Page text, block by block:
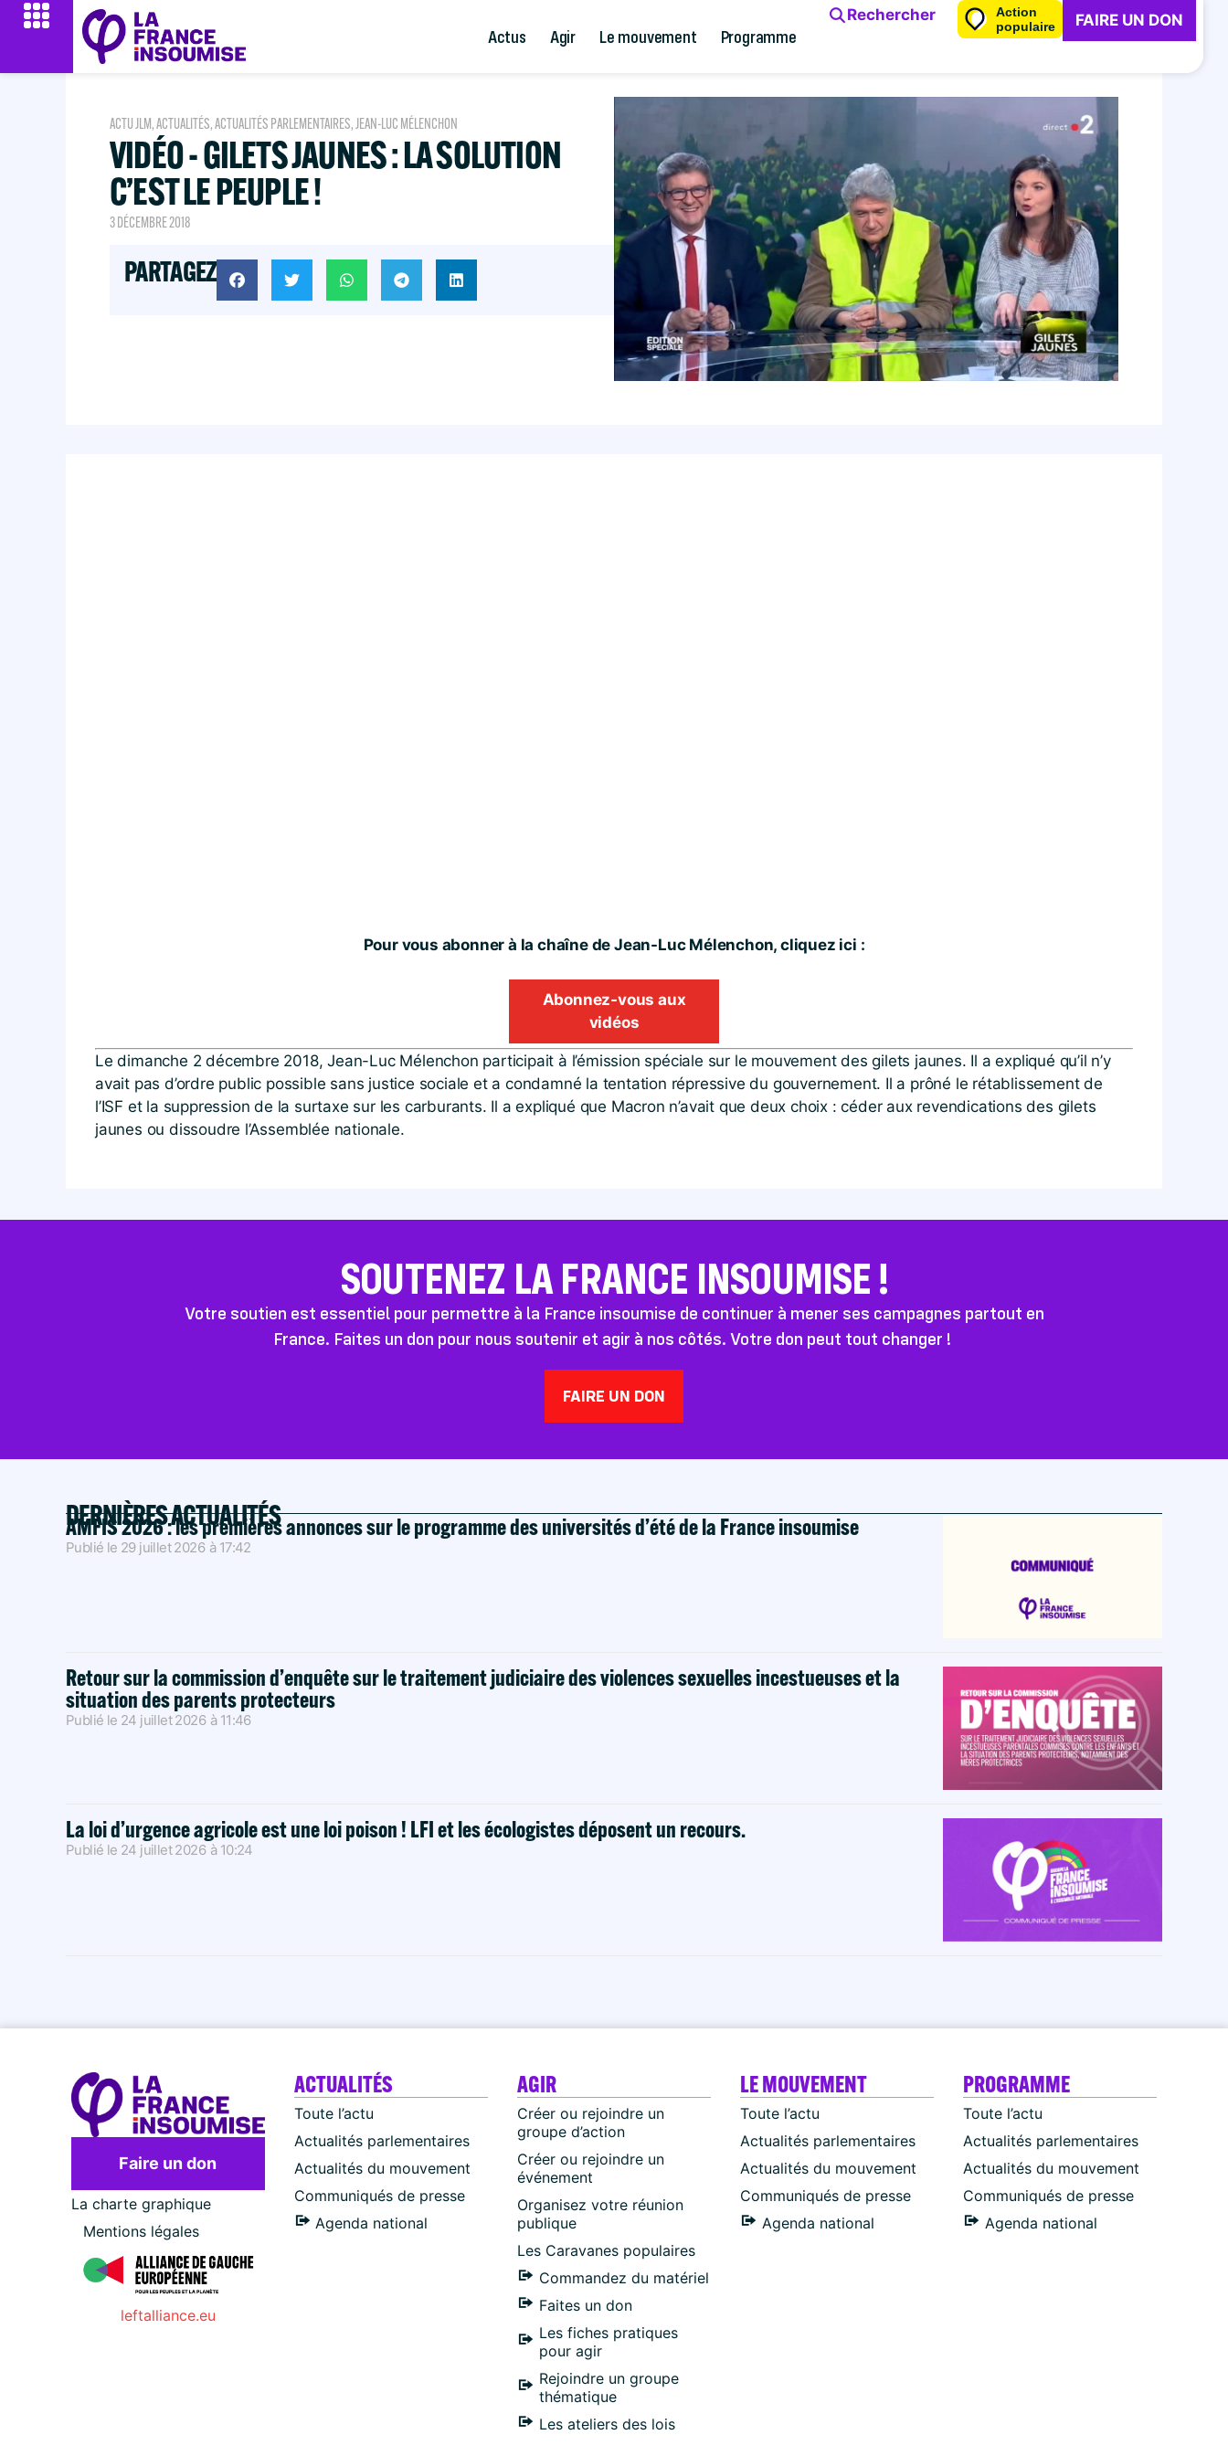
Actus Agir Le mouvement Programme
Rechercher
Action
populaire
FAIRE UN DON
ACTU JLM,ACTUALITÉS,ACTUALITÉS PARLEMENTAIRES,JEAN-LUC MÉLENCHON
VIDÉO - GILETS JAUNES : LA SOLUTION
C’EST LE PEUPLE !
3 DÉCEMBRE 2018
PARTAGEZ
Pour vous abonner à la chaîne de Jean-Luc Mélenchon, cliquez ici :
Abonnez-vous aux
vidéos
Le dimanche 2 décembre 2018, Jean-Luc Mélenchon participait à l’émission spéciale sur le mouvement des gilets jaunes. Il a expliqué qu’il n’y
avait pas d’ordre public possible sans justice sociale et a condamné la tentation répressive du gouvernement. Il a prôné le rétablissement de
l’ISF et la suppression de la surtaxe sur les carburants. Il a expliqué que Macron n’avait que deux choix : céder aux revendications des gilets
jaunes ou dissoudre l’Assemblée nationale.
SOUTENEZ LA FRANCE INSOUMISE !
Votre soutien est essentiel pour permettre à la France insoumise de continuer à mener ses campagnes partout en
France. Faites un don pour nous soutenir et agir à nos côtés. Votre don peut tout changer !
FAIRE UN DON
DERNIÈRES ACTUALITÉS
AMFIS 2026 : les premières annonces sur le programme des universités d’été de la France insoumise
Publié le 29 juillet 2026 à 17:42
Retour sur la commission d’enquête sur le traitement judiciaire des violences sexuelles incestueuses et la
situation des parents protecteurs
Publié le 24 juillet 2026 à 11:46
La loi d’urgence agricole est une loi poison ! LFI et les écologistes déposent un recours.
Publié le 24 juillet 2026 à 10:24
Faire un don
La charte graphique
Mentions légales
leftalliance.eu
ACTUALITÉS
Toute l’actu
Actualités parlementaires
Actualités du mouvement
Communiqués de presse
Agenda national
AGIR
Créer ou rejoindre un
groupe d’action
Créer ou rejoindre un
événement
Organisez votre réunion
publique
Les Caravanes populaires
Commandez du matériel
Faites un don
Les fiches pratiques
pour agir
Rejoindre un groupe
thématique
Les ateliers des lois
LE MOUVEMENT
Toute l’actu
Actualités parlementaires
Actualités du mouvement
Communiqués de presse
Agenda national
PROGRAMME
Toute l’actu
Actualités parlementaires
Actualités du mouvement
Communiqués de presse
Agenda national